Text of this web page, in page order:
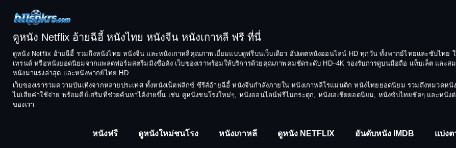
ดูหนัง Netflix อ้ายฉีอี้ หนังไทย หนังจีน หนังเกาหลี ฟรี ที่นี่
ดูหนัง Netflix อ้ายฉีอี้ รวมถึงหนังไทย หนังจีน และหนังเกาหลีคุณภาพเยี่ยมแบบดูฟรีบนเว็บเดียว อัปเดตหนังออนไลน์ HD ทุกวัน ทั้งพากย์ไทยและซับไทย
เทรนด์ หรือหนังยอดนิยมจากแพลตฟอร์มสตรีมมิงชื่อดัง เว็บของเราพร้อมให้บริการด้วยคุณภาพคมชัดระดับ HD–4K รองรับการดูบนมือถือ แท็บเล็ต และ
หนังมาแรงล่าสุด และหนังพากย์ไทย HD
เว็บของเรารวมความบันเทิงจากหลายประเทศ ทั้งหนังเน็ตฟลิกซ์ ซีรีส์อ้ายฉีอี้ หนังจีนกำลังภายใน หนังเกาหลีโรแมนติก หนังไทยยอดนิยม รวมถึงหมวด
ไม่เสียค่าใช้จ่าย พร้อมคีย์เสริมที่ช่วยค้นหาได้ง่ายขึ้น เช่น ดูหนังชนโรงใหม่ๆ, หนังออนไลน์ฟรีไม่กระตุก, หนังเอเชียยอดนิยม, หนังซับไทยชัดๆ และหนัง
ของเรา
หนังฟรี ดูหนังใหม่ชนโรง หนังเกาหลี ดูหนัง NETFLIX อันดับหนัง IMDB แบ่ง